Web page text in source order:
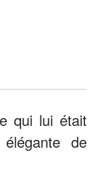
qui lui était
de